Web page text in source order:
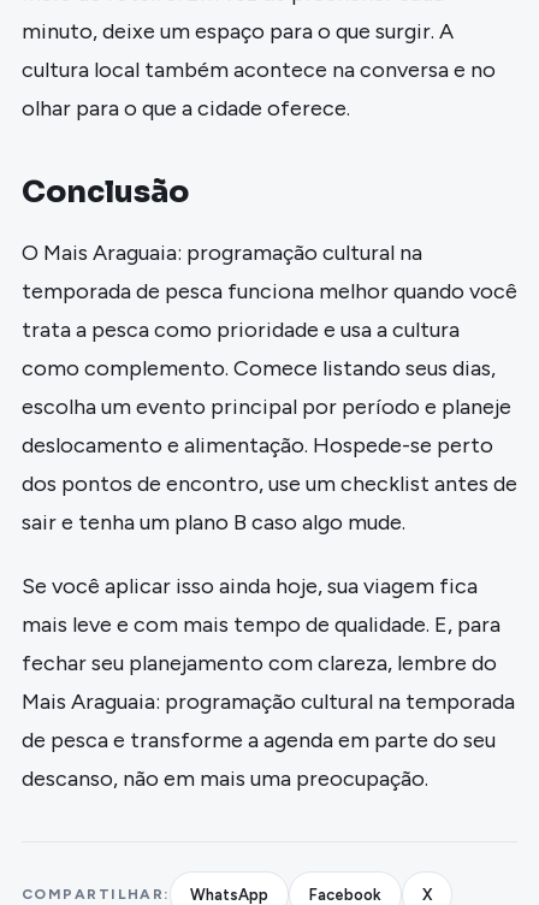
minuto, deixe um espaço para o que surgir. A
cultura local também acontece na conversa e no
olhar para o que a cidade oferece.
Conclusão
O Mais Araguaia: programação cultural na
temporada de pesca funciona melhor quando você
trata a pesca como prioridade e usa a cultura
como complemento. Comece listando seus dias,
escolha um evento principal por período e planeje
deslocamento e alimentação. Hospede-se perto
dos pontos de encontro, use um checklist antes de
sair e tenha um plano B caso algo mude.
Se você aplicar isso ainda hoje, sua viagem fica
mais leve e com mais tempo de qualidade. E, para
fechar seu planejamento com clareza, lembre do
Mais Araguaia: programação cultural na temporada
de pesca e transforme a agenda em parte do seu
descanso, não em mais uma preocupação.
COMPARTILHAR: WhatsApp Facebook X